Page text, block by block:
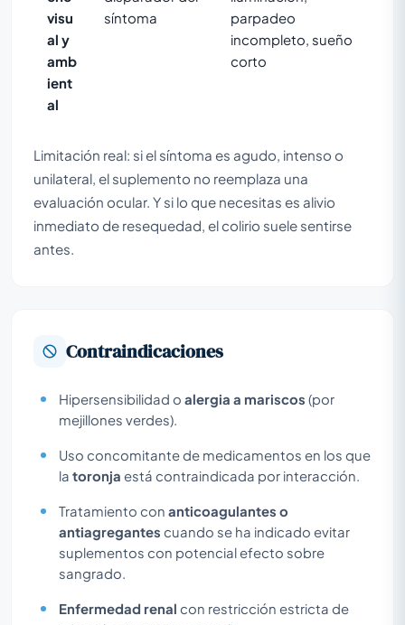
visu
al y
amb
ient
al
síntoma
parpadeo
incompleto, sueño
corto
Limitación real: si el síntoma es agudo, intenso o
unilateral, el suplemento no reemplaza una
evaluación ocular. Y si lo que necesitas es alivio
inmediato de resequedad, el colirio suele sentirse
antes.
Contraindicaciones
Hipersensibilidad o alergia a mariscos (por
mejillones verdes).
Uso concomitante de medicamentos en los que
la toronja está contraindicada por interacción.
Tratamiento con anticoagulantes o
antiagregantes cuando se ha indicado evitar
suplementos con potencial efecto sobre
sangrado.
Enfermedad renal con restricción estricta de